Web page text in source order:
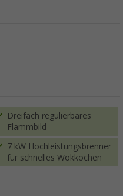
Dreifach regulierbares
Flammbild
7 kW Hochleistungsbrenner
für schnelles Wokkochen